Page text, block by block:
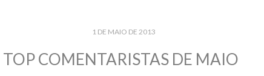
1 DE MAIO DE 2013
TOP COMENTARISTAS DE MAIO